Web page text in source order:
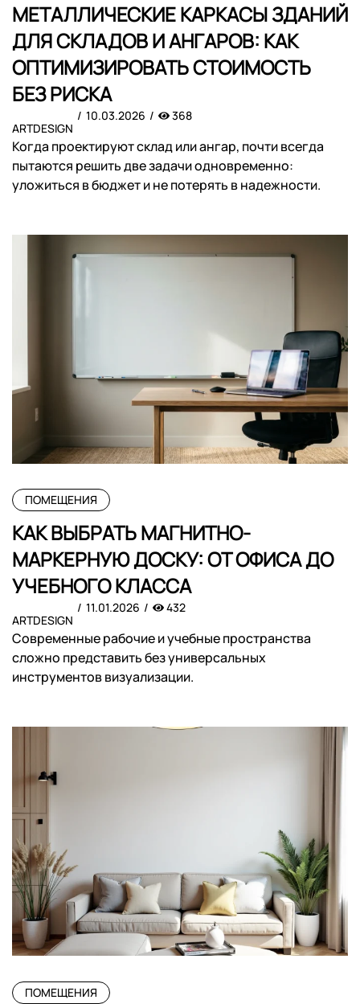
МЕТАЛЛИЧЕСКИЕ КАРКАСЫ ЗДАНИЙ
ДЛЯ СКЛАДОВ И АНГАРОВ: КАК
ОПТИМИЗИРОВАТЬ СТОИМОСТЬ
БЕЗ РИСКА
ARTDESIGN
10.03.2026 368
Когда проектируют склад или ангар, почти всегда
пытаются решить две задачи одновременно:
уложиться в бюджет и не потерять в надежности.
ПОМЕЩЕНИЯ
КАК ВЫБРАТЬ МАГНИТНО-
МАРКЕРНУЮ ДОСКУ: ОТ ОФИСА ДО
УЧЕБНОГО КЛАССА
ARTDESIGN
11.01.2026 432
Современные рабочие и учебные пространства
сложно представить без универсальных
инструментов визуализации.
ПОМЕЩЕНИЯ